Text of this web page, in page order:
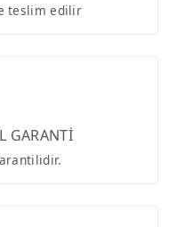
teslim edilir
GARANTİ